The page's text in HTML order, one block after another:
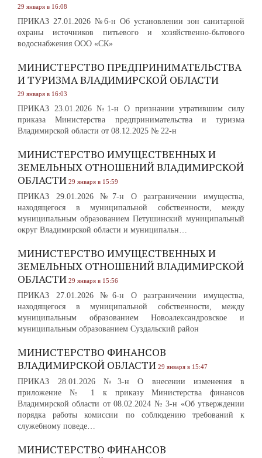
29 января в 16:08
ПРИКАЗ 27.01.2026 №6-н Об установлении зон санитарной
охраны источников питьевого и хозяйственно-бытового
водоснабжения ООО «СК»
МИНИСТЕРСТВО ПРЕДПРИНИМАТЕЛЬСТВА
И ТУРИЗМА ВЛАДИМИРСКОЙ ОБЛАСТИ
29 января в 16:03
ПРИКАЗ 23.01.2026 №1-н О признании утратившим силу
приказа Министерства предпринимательства и туризма
Владимирской области от 08.12.2025 № 22-н
МИНИСТЕРСТВО ИМУЩЕСТВЕННЫХ И
ЗЕМЕЛЬНЫХ ОТНОШЕНИЙ ВЛАДИМИРСКОЙ
ОБЛАСТИ 29 января в 15:59
ПРИКАЗ 29.01.2026 №7-н О разграничении имущества,
находящегося в муниципальной собственности, между
муниципальным образованием Петушинский муниципальный
округ Владимирской области и муниципальн…
МИНИСТЕРСТВО ИМУЩЕСТВЕННЫХ И
ЗЕМЕЛЬНЫХ ОТНОШЕНИЙ ВЛАДИМИРСКОЙ
ОБЛАСТИ 29 января в 15:56
ПРИКАЗ 27.01.2026 №6-н О разграничении имущества,
находящегося в муниципальной собственности, между
муниципальным образованием Новоалександровское и
муниципальным образованием Суздальский район
МИНИСТЕРСТВО ФИНАНСОВ
ВЛАДИМИРСКОЙ ОБЛАСТИ 29 января в 15:47
ПРИКАЗ 28.01.2026 №3-н О внесении изменения в
приложение № 1 к приказу Министерства финансов
Владимирской области от 08.02.2024 № 3-н «Об утверждении
порядка работы комиссии по соблюдению требований к
служебному поведе…
МИНИСТЕРСТВО ФИНАНСОВ